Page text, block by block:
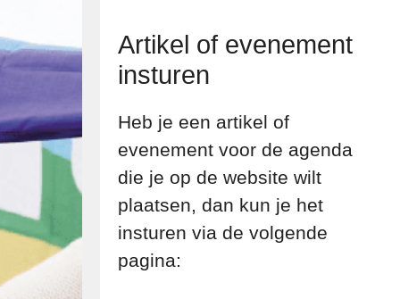
Artikel of evenement
insturen
Heb je een artikel of
evenement voor de agenda
die je op de website wilt
plaatsen, dan kun je het
insturen via de volgende
pagina: